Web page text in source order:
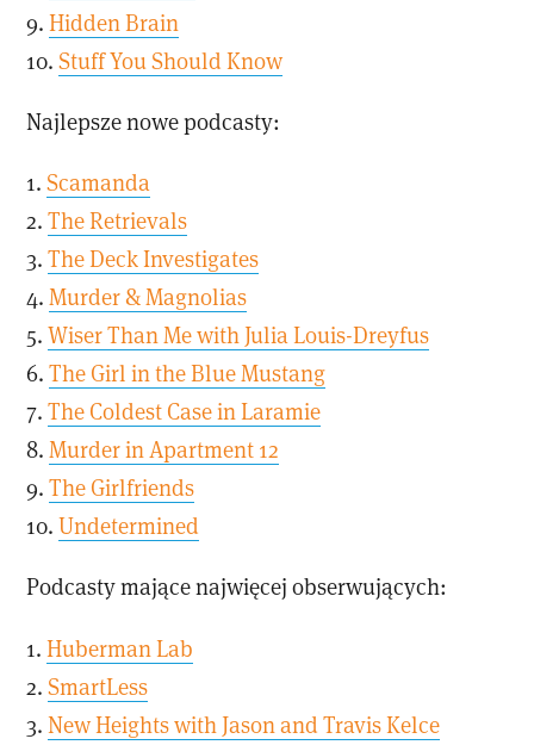
9.Hidden Brain
10.Stuff You Should Know
Najlepsze nowe podcasty:
1.Scamanda
2.The Retrievals
3.The Deck Investigates
4.Murder & Magnolias
5.Wiser Than Me with Julia Louis-Dreyfus
6.The Girl in the Blue Mustang
7.The Coldest Case in Laramie
8.Murder in Apartment 12
9.The Girlfriends
10.Undetermined
Podcasty mające najwięcej obserwujących:
1.Huberman Lab
2.SmartLess
3.New Heights with Jason and Travis Kelce